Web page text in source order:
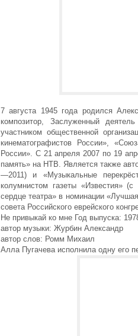
7 августа 1945 года родился
композитор, Заслуженный
участником общественной
кинематографистов России»,
России». С 21 апреля 2007 по 19
память» на НТВ. Является также
—2011) и «Музыкальные
колумнистом газеты «Известия»
сердце театра» в номинации
совета Российского еврейского
Не привыкай ко мне Год выпуска:
автор музыки: Журбин Александр
автор слов: Ромм Михаил
Алла Пугачева исполнила одну его